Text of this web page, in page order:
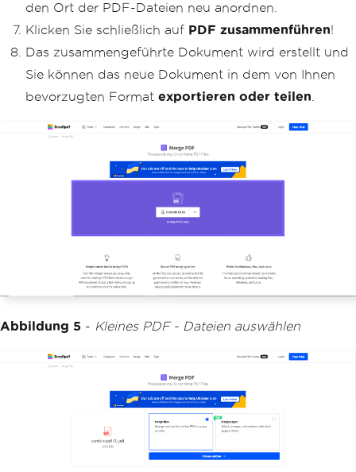
den Ort der PDF-Dateien neu anordnen.
Klicken Sie schließlich auf PDF zusammenführen!
Das zusammengeführte Dokument wird erstellt und
Sie können das neue Dokument in dem von Ihnen
bevorzugten Format exportieren oder teilen
Abbildung 5 - Kleines PDF - Dateien auswählen